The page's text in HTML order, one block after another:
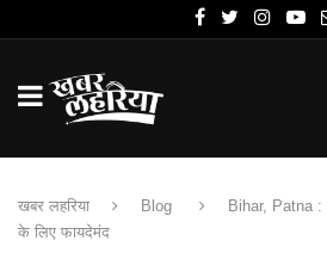
खबर लहरिया Blog
Bihar, Patna :
के लिए फायदेमंद